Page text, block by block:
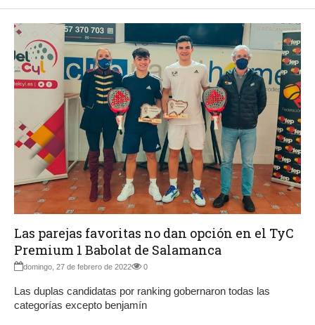
Las parejas favoritas no dan opción en el TyC
Premium 1 Babolat de Salamanca
domingo, 27 de febrero de 2022 0
Las duplas candidatas por ranking gobernaron todas las
categorías excepto benjamín